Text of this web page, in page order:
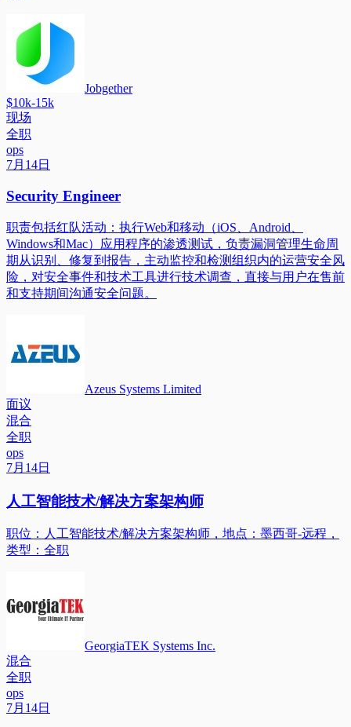
Jobgether
$10k-15k
现场
全职
ops
7月14日
Security Engineer
职责包括红队活动：执行Web和移动（iOS、Android、
Windows和Mac）应用程序的渗透测试，负责漏洞管理生命周
期从识别、修复到报告，主动监控和检测组织内的运营安全风
险，对安全事件和技术工具进行技术调查，直接与用户在售前
和支持期间沟通安全问题。
Azeus Systems Limited
面议
混合
全职
ops
7月14日
人工智能技术/解决方案架构师
职位：人工智能技术/解决方案架构师，地点：墨西哥-远程，
类型：全职
GeorgiaTEK Systems Inc.
混合
全职
ops
7月14日